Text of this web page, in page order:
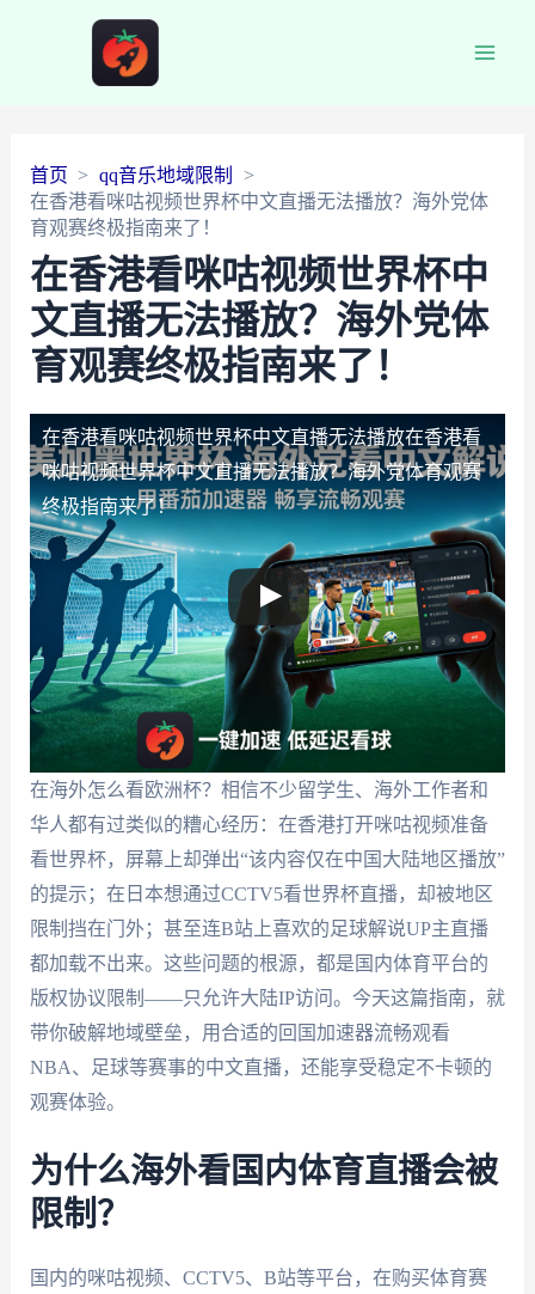
首页
qq音乐地域限制
在香港看咪咕视频世界杯中文直播无法播放？海外党体
育观赛终极指南来了！
在香港看咪咕视频世界杯中
文直播无法播放？海外党体
育观赛终极指南来了！
在香港看咪咕视频世界杯中文直播无法播放在香港看
咪咕视频世界杯中文直播无法播放？海外党体育观赛
终极指南来了！
在海外怎么看欧洲杯？相信不少留学生、海外工作者和
华人都有过类似的糟心经历：在香港打开咪咕视频准备
看世界杯，屏幕上却弹出“该内容仅在中国大陆地区播放”
的提示；在日本想通过CCTV5看世界杯直播，却被地区
限制挡在门外；甚至连B站上喜欢的足球解说UP主直播
都加载不出来。这些问题的根源，都是国内体育平台的
版权协议限制——只允许大陆IP访问。今天这篇指南，就
带你破解地域壁垒，用合适的回国加速器流畅观看
NBA、足球等赛事的中文直播，还能享受稳定不卡顿的
观赛体验。
为什么海外看国内体育直播会被
限制？
国内的咪咕视频、CCTV5、B站等平台，在购买体育赛